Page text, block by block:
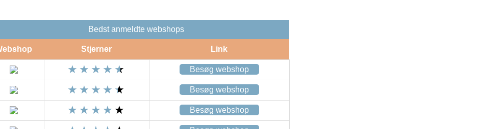
Bedst anmeldte webshops
Stjerner Link
Besøg webshop
Besøg webshop
Besøg webshop